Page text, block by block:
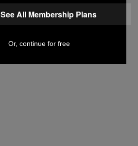
See All Membership Plans
Or, continue for free